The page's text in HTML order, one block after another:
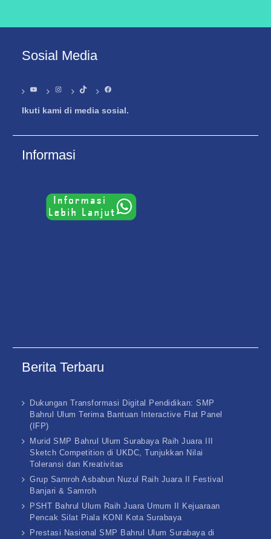
Sosial Media
YouTubeInstagramTikTok Facebook
Ikuti kami di media sosial.
Informasi
Berita Terbaru
Dukungan Transformasi Digital Pendidikan: SMP
Bahrul Ulum Terima Bantuan Interactive Flat Panel
(IFP)
Murid SMP Bahrul Ulum Surabaya Raih Juara III
Sketch Competition di UKDC, Tunjukkan Nilai
Toleransi dan Kreativitas
Grup Samroh Asbabun Nuzul Raih Juara II Festival
Banjari & Samroh
PSHT Bahrul Ulum Raih Juara Umum II Kejuaraan
Pencak Silat Piala KONI Kota Surabaya
Prestasi Nasional SMP Bahrul Ulum Surabaya di